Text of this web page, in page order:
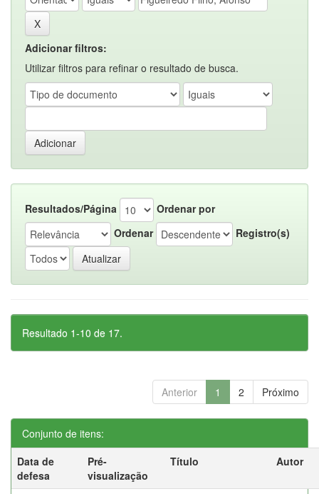
Adicionar filtros:
Utilizar filtros para refinar o resultado de busca.
Resultados/Página
Ordenar por
Ordenar
Registro(s)
Resultado 1-10 de 17.
Anterior 1 2 Próximo
Conjunto de itens:
Data de
defesa
Pré-
visualização
Título Autor